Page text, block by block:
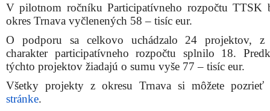
V pilotnom ročníku Participatívneho rozpočtu TTSK
okres Trnava vyčlenených 58 – tisíc eur.
O podporu sa celkovo uchádzalo 24 projektov, z
charakter participatívneho rozpočtu splnilo 18.
týchto projektov žiadajú o sumu vyše 77 – tisíc eur.
Všetky projekty z okresu Trnava si môžete pozrieť
stránke.